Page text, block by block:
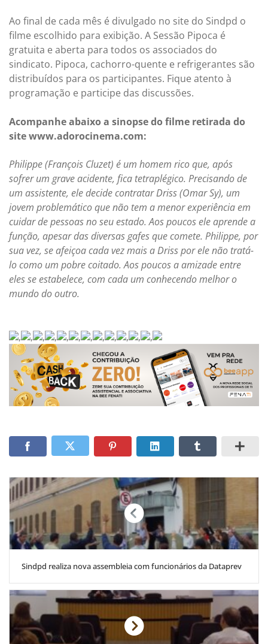
Ao final de cada mês é divulgado no site do Sindpd o
filme escolhido para exibição. A Sessão Pipoca é
gratuita e aberta para todos os associados do
sindicato. Pipoca, cachorro-quente e refrigerantes são
distribuídos para os participantes. Fique atento à
programação e participe das discussões.
Acompanhe abaixo a sinopse do filme retirada do
site www.adorocinema.com:
Philippe (François Cluzet) é um homem rico que, após
sofrer um grave acidente, fica tetraplégico. Precisando de
um assistente, ele decide contratar Driss (Omar Sy), um
jovem problemático que não tem a menor experiência em
cuidar de pessoas no seu estado. Aos poucos ele aprende a
função, apesar das diversas gafes que comete. Philippe, por
sua vez, se afeiçoa cada vez mais a Driss por ele não tratá-
lo como um pobre coitado. Aos poucos a amizade entre
eles se estabelece, com cada um conhecendo melhor o
mundo do outro.
, , , , , , , , , , , ,
Sindpd realiza nova assembleia com funcionários da Dataprev